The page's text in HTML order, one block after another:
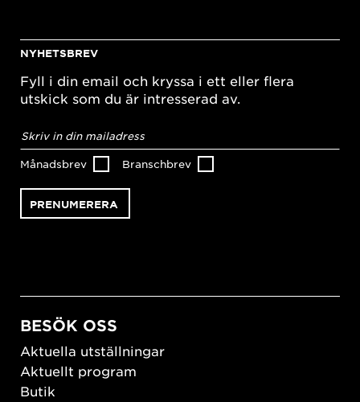
NYHETSBREV
Fyll i din email och kryssa i ett eller flera
utskick som du är intresserad av.
postadress*
Månadsbrev Branschbrev
BESÖK OSS
Aktuella utställningar
Aktuellt program
Butik